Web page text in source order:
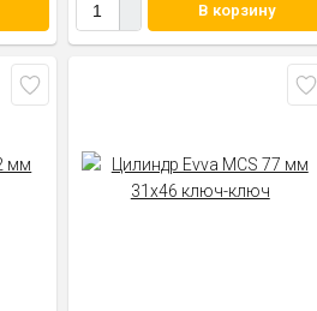
В корзину